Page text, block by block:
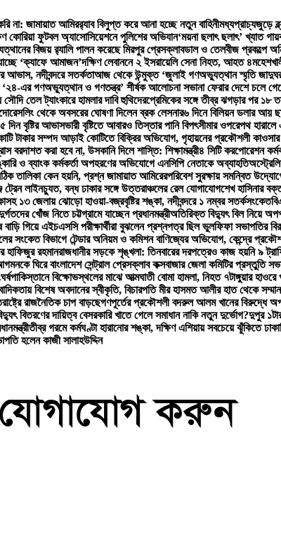
না: জামায়াত আমিরর‍্যাব বিলুপ্ত করে আনা হচ্ছে নতুন বাহিনীমধ্যপ্রাচ্যজুড়ে
কোরিয়া ফুটবল অ্যাসোসিয়েশনে পুলিশের অভিযান‘ময়না ছলাৎ ছলাৎ’ খ্যাত
বিজয় র‍্যালি পালন করেছে মিরপুর প্রেসক্লাবডাল ও তেলবীজ প্রকল্পে
‘ক্যাফে আমাজন’দক্ষিণ লেবাননে ২ ইসরায়েলি সেনা নিহত, আহত ৪
আভাস, নদীবন্দরে সতর্কতাআজ থেকে উন্মুক্ত ‘জুলাই গণঅভ্যুত্থান স্মৃতি
‘২৪-এর গণঅভ্যুত্থান ও গণতন্ত্র’ শীর্ষক আলোচনা সভানা ফেরার দেশে চলে
সৌদি তেল ট্যাংকারে হামলার দাবি হুথিদেরপ্রেমিকের সঙ্গে তীব্র ঝগড়ার পর ১৮
রেসলিং থেকে অবসরের ঘোষণা দিলেন ব্রক লেসনার৬ দিনে বিলিয়ন ডলার আয়
দিন বৃষ্টির আভাসভারী বৃষ্টিতে আবারও তিস্তার পানি বিপৎসীমার ওপরেপথ
টাকার সম্পদ আড়াই কোটিতে বিক্রির অভিযোগ, গৃহায়নের প্রকৌশলী কাওসার
বরদাশত করা হবে না, উসকানি দিলে শাস্তি: শিক্ষামন্ত্রী৪ সিটি করপোরেশন
ও ব্যাংক কর্মকর্তা অপহরণের অভিযোগে এনসিপি নেতাকে অব্যাহতি
তালিকা কেন হয়নি, প্রশ্ন জামায়াত আমিরেরপরিবেশ সুরক্ষায় সমন্বিত
ট্রেন লাইনচ্যুত, বন্ধ ঢাকার সঙ্গে উত্তরাঞ্চলের রেল যোগাযোগশেখ হাসিনার
১৩ জেলায় ঝোড়ো হাওয়া-বজ্রবৃষ্টির শঙ্কা, নদীবন্দরে ১ নম্বর সতর্কসংকেত
খোঁজ নিতে চট্টগ্রামে যাচ্ছেন প্রধানমন্ত্রীঅতিরিক্ত বিদ্যুৎ বিল নিয়ে
বাড়ি গিয়ে এইচএসসি পরীক্ষার্থীরা বুঝলেন প্রশ্নপত্র ছিল ভুলফিফা সভাপতির
সংকেত বিভাগে টেন্ডার অনিয়ম ও কমিশন বাণিজ্যের অভিযোগ, কেন্দ্রে
হাফিজুর রহমানরাজধানীর সড়কে শৃঙ্খলা: তিনবারের দরপত্রেও কাজ হয়নি ৯
ঘিরে বাংলাদেশ সেন্ট্রাল প্রেসক্লাব কক্সবাজার জেলা কমিটির প্রস্তুতি
পাকিস্তানে বিক্ষোভস্থলের মাঝে আত্মঘাতী বোমা হামলা, নিহত ৭টাঙ্গুয়ার হাওরে
বিশেষ অবদানের স্বীকৃতি, বিচারপতি মীর হাসমত আলীর হাত থেকে
রাজনৈতিক চাপ বাড়ছেগণপূর্তের প্রকৌশলী বদরুল আলম খানের বিরুদ্ধে
বিতরণের দায়িত্ব বেসরকারি খাতে গেলে সমাধান নাকি নতুন দুর্ভোগ?দুপুর
তীব্র গরমে কর্মঘণ্টা হারানোর শঙ্কা, দক্ষিণ এশিয়ায় সবচেয়ে ঝুঁকিতে ঢাকা
হলেন কাজী সালাহউদ্দিন